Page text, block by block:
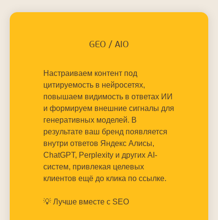
GEO / AIO
Настраиваем контент под
цитируемость в нейросетях,
повышаем видимость в ответах ИИ
и формируем внешние сигналы для
генеративных моделей. В
результате ваш бренд появляется
внутри ответов Яндекс Алисы,
ChatGPT, Perplexity и других AI-
систем, привлекая целевых
клиентов ещё до клика по ссылке.
💡 Лучше вместе с SEO